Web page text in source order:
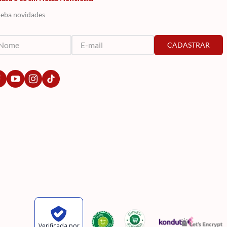
novidades
CADASTRAR